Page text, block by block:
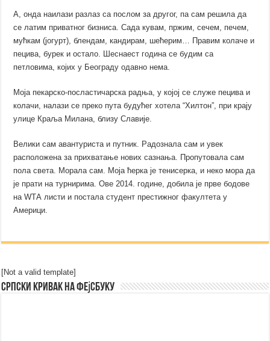
А, онда наилази разлаз са послом за другог, па сам решила да
се латим приватног бизниса. Сада кувам, пржим, сечем, печем,
мућкам (јогурт), блендам, кандирам, шећерим… Правим колаче и
пецива, бурек и остало. Шеснаест година се будим са
петловима, којих у Београду одавно нема.
Моја пекарско-посластичарска радња, у којој се служе пецива и
колачи, налази се преко пута будућег хотела “Хилтон”, при крају
улице Краља Милана, близу Славије.
Велики сам авантуриста и путник. Радознала сам и увек
расположена за прихватање нових сазнања. Пропутовала сам
пола света. Морала сам. Моја ћерка је тенисерка, и неко мора да
је прати на турнирима. Ове 2014. године, добила је прве бодове
на WТА листи и постала студент престижног факултета у
Америци.
[Not a valid template]
Српски Кривак на Фејсбуку